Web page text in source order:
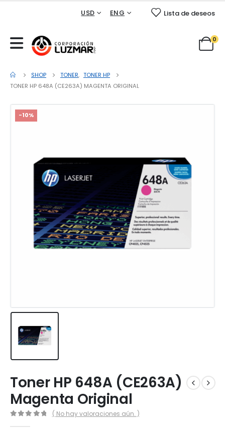
USD ENG Lista de deseos
0
SHOP TONER, TONER HP
TONER HP 648A (CE263A) MAGENTA ORIGINAL
-10%
Toner HP 648A (CE263A)
Magenta Original
( No hay valoraciones aún. )